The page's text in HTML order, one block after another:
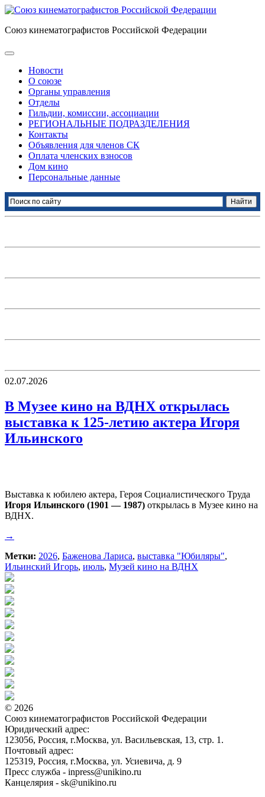
Союз кинематографистов Российской Федерации
Новости
О союзе
Органы управления
Отделы
Гильдии, комиссии, ассоциации
РЕГИОНАЛЬНЫЕ ПОДРАЗДЕЛЕНИЯ
Контакты
Объявления для членов СК
Оплата членских взносов
Дом кино
Персональные данные
02.07.2026
В Музее кино на ВДНХ открылась
выставка к 125-летию актера Игоря
Ильинского
Выставка к юбилею актера, Героя Социалистического Труда
Игоря Ильинского (1901 — 1987) открылась в Музее кино на
ВДНХ.
→
Метки: 2026, Баженова Лариса, выставка "Юбиляры",
Ильинский Игорь, июль, Музей кино на ВДНХ
© 2026
Союз кинематографистов Российской Федерации
Юридический адрес:
123056, Россия, г.Москва, ул. Васильевская, 13, стр. 1.
Почтовый адрес:
125319, Россия, г.Москва, ул. Усиевича, д. 9
Пресс служба - inpress@unikino.ru
Канцелярия - sk@unikino.ru